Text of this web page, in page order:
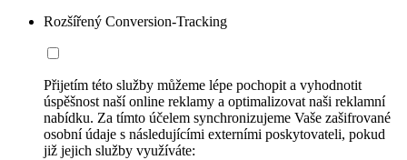
Rozšířený Conversion-Tracking
Přijetím této služby můžeme lépe pochopit a vyhodnotit
úspěšnost naší online reklamy a optimalizovat naši reklamní
nabídku. Za tímto účelem synchronizujeme Vaše zašifrované
osobní údaje s následujícími externími poskytovateli, pokud
již jejich služby využíváte: